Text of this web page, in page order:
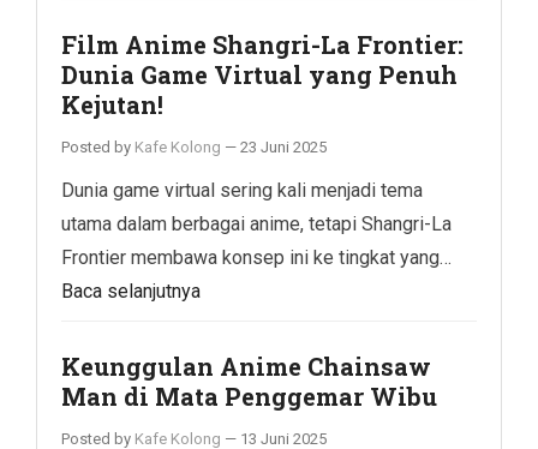
Film Anime Shangri-La Frontier:
Dunia Game Virtual yang Penuh
Kejutan!
Posted by Kafe Kolong — 23 Juni 2025
Dunia game virtual sering kali menjadi tema
utama dalam berbagai anime, tetapi Shangri-La
Frontier membawa konsep ini ke tingkat yang…
Baca selanjutnya
Keunggulan Anime Chainsaw
Man di Mata Penggemar Wibu
Posted by Kafe Kolong — 13 Juni 2025